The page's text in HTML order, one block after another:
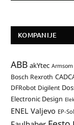
KOMPANIJE
ABB akYtec Armsom
Bosch Rexroth
DFRobot Digilent
Electronic Design
ENEL Valjevo EP-